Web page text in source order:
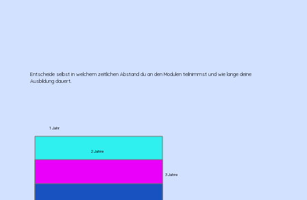
Entscheide selbst in welchem zeitlichen Abstand du an den Modulen teilnimmst und wie lange deine
Ausbildung dauert.
1 Jahr
2 Jahre
3 Jahre